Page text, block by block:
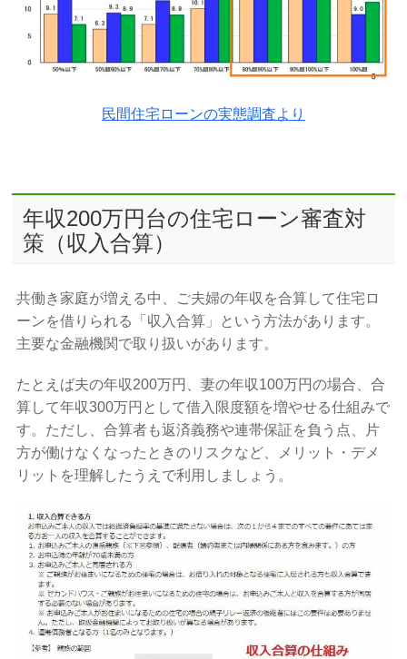
民間住宅ローンの実態調査より
年収200万円台の住宅ローン審査対
策（収入合算）
共働き家庭が増える中、ご夫婦の年収を合算して住宅ロ
ーンを借りられる「収入合算」という方法があります。
主要な金融機関で取り扱いがあります。
たとえば夫の年収200万円、妻の年収100万円の場合、合
算して年収300万円として借入限度額を増やせる仕組みで
す。ただし、合算者も返済義務や連帯保証を負う点、片
方が働けなくなったときのリスクなど、メリット・デメ
リットを理解したうえで利用しましょう。